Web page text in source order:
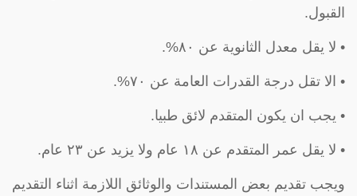
القبول.
• لا يقل معدل الثانوية عن ٨٠%.
• الا تقل درجة القدرات العامة عن ٧٠%.
• يجب ان يكون المتقدم لائق طبيا.
• لا يقل عمر المتقدم عن ١٨ عام ولا يزيد عن ٢٣ عام.
ويجب تقديم بعض المستندات والوثائق اللازمة اثناء التقديم